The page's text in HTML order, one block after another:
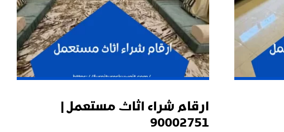
ارقام شراء اثاث مستعمل |
90002751